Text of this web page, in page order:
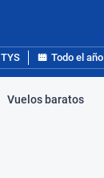
TYS Todo el año
Vuelos baratos